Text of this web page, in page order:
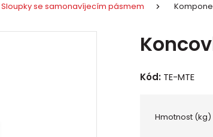
Sloupky se samonavíjecím pásmem
Kód: TE-MTE
Hmotnost (kg)